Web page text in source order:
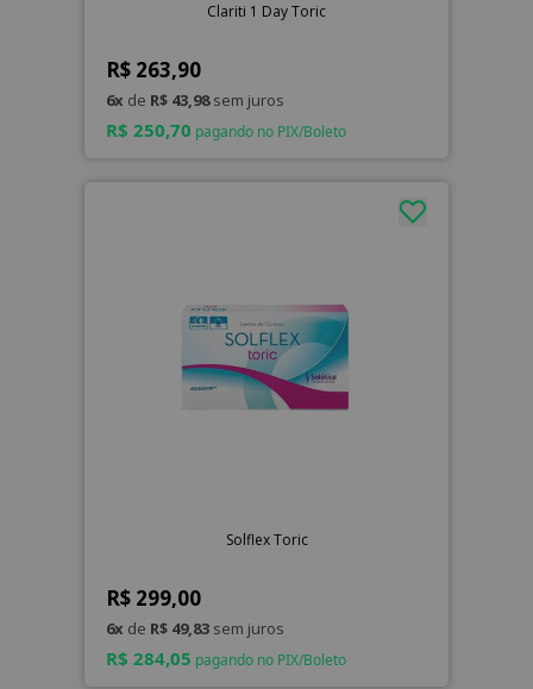
Clariti 1 Day Toric
R$ 263,90
6x de R$ 43,98sem juros
R$ 250,70 pagando no PIX/Boleto
Solflex Toric
R$ 299,00
6x de R$ 49,83sem juros
R$ 284,05 pagando no PIX/Boleto